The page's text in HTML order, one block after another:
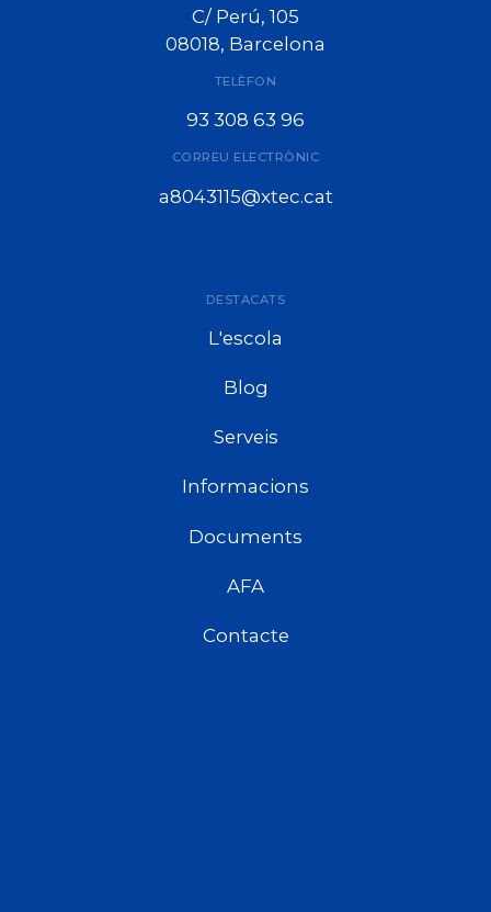
C/ Perú, 105
08018, Barcelona
TELÈFON
93 308 63 96
CORREU ELECTRÒNIC
a8043115@xtec.cat
DESTACATS
L'escola
Blog
Serveis
Informacions
Documents
AFA
Contacte